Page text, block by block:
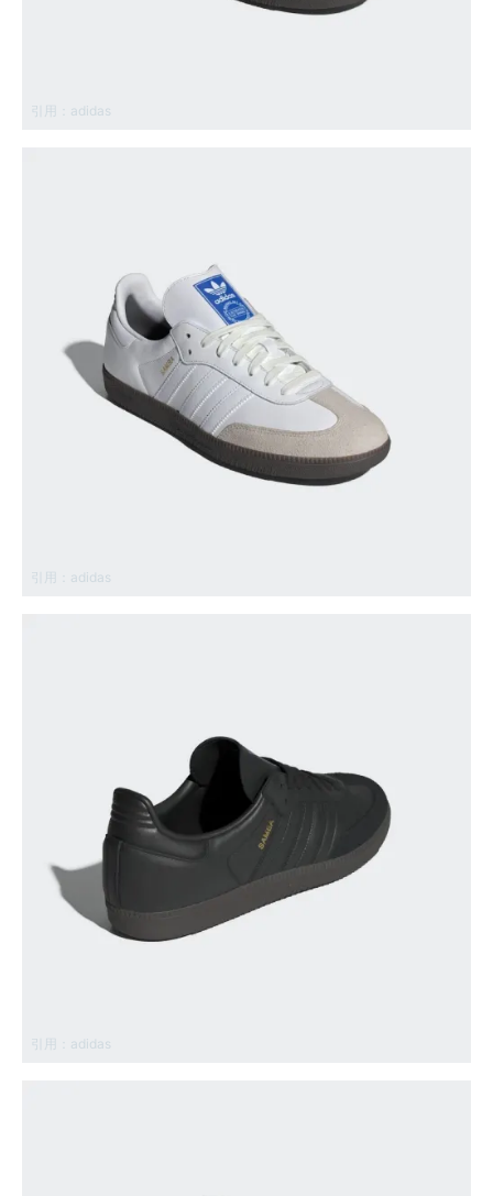
引用： adidas
引用： adidas
引用： adidas